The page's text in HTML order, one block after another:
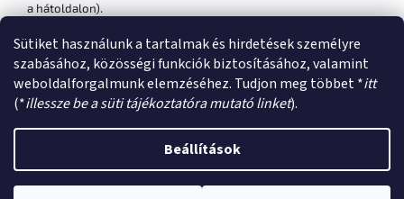
Sütiket használunk a tartalmak és hirdetések személyre
szabásához, közösségi funkciók biztosításához, valamint
weboldalforgalmunk elemzéséhez. Tudjon meg többet *itt
(*illessze be a süti tájékoztatóra mutató linket).
Beállítások
2026. július 13. és augusztus 23. között szabadság miatt zárva
a hátoldalon).
Copyright 2026archibooks. Minden jog fenntartva.Süti beállítások